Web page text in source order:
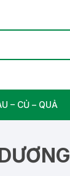
– CỦ – QUẢ